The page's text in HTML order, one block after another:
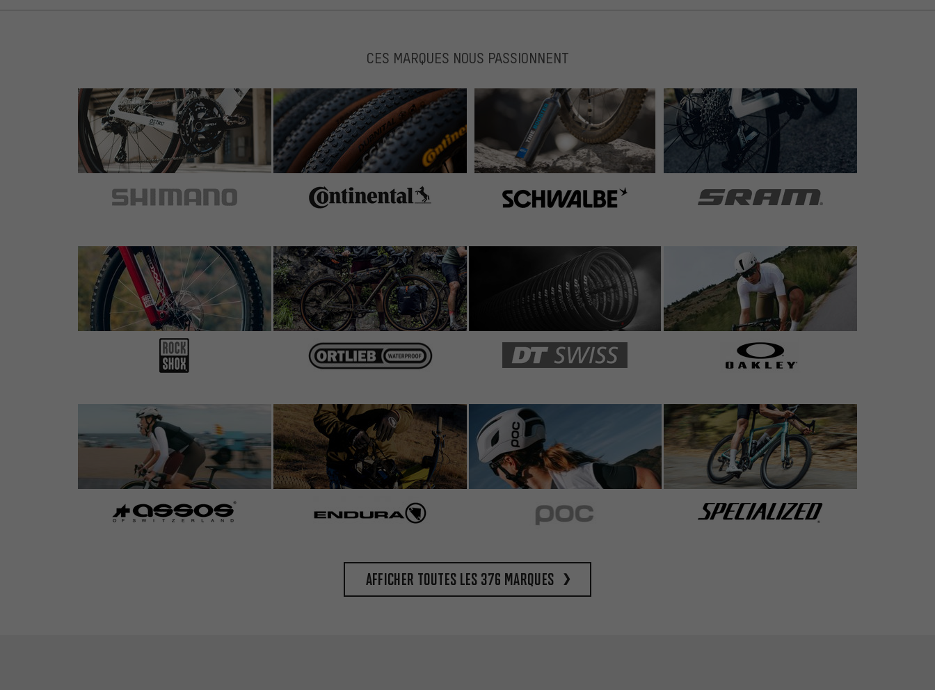
CES MARQUES NOUS PASSIONNENT
Afficher toutes les 376 marques